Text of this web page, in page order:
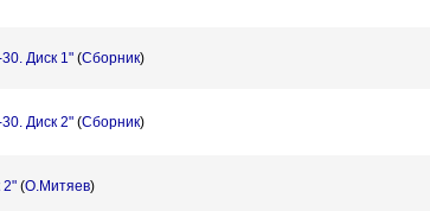
Диск 1" (Сборник)
Диск 2" (Сборник)
2" (О.Митяев)